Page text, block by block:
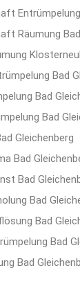
Räumung
Bad
Bad
Bad
Gleichenberg
Bad
Bad
Bad
Bad
Bad
Bad